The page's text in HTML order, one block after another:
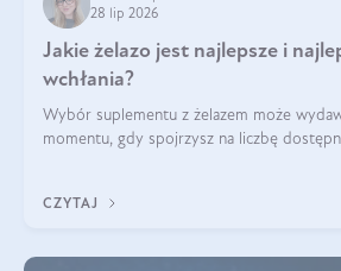
28 lip 2026
Jakie żelazo jest najlepsze i
wchłania?
Wybór suplementu z żelazem może
momentu, gdy spojrzysz na liczbę
zawierać suplement?
CZYTAJ